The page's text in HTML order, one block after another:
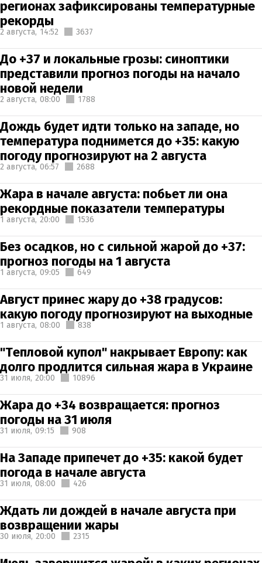
регионах зафиксированы температурные
рекорды
2 августа, 14:52 3637
До +37 и локальные грозы: синоптики
представили прогноз погоды на начало
новой недели
2 августа, 08:00 1788
Дождь будет идти только на западе, но
температура поднимется до +35: какую
погоду прогнозируют на 2 августа
2 августа, 06:57 2688
Жара в начале августа: побьет ли она
рекордные показатели температуры
1 августа, 20:00 1536
Без осадков, но с сильной жарой до +37:
прогноз погоды на 1 августа
1 августа, 09:05 649
Август принес жару до +38 градусов:
какую погоду прогнозируют на выходные
1 августа, 08:00 838
"Тепловой купол" накрывает Европу: как
долго продлится сильная жара в Украине
31 июля, 20:00 10896
Жара до +34 возвращается: прогноз
погоды на 31 июля
31 июля, 09:15 908
На Западе припечет до +35: какой будет
погода в начале августа
31 июля, 08:00 426
Ждать ли дождей в начале августа при
возвращении жары
30 июля, 20:00 2315